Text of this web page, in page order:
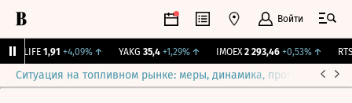
Войти
LIFE 1,91 +4,09%↑ YAKG 35,4 +1,29%↑ IMOEX 2 293,46 +0,53%↑ RTSI
Ситуация на топливном рынке: меры, динамика, прогнозы